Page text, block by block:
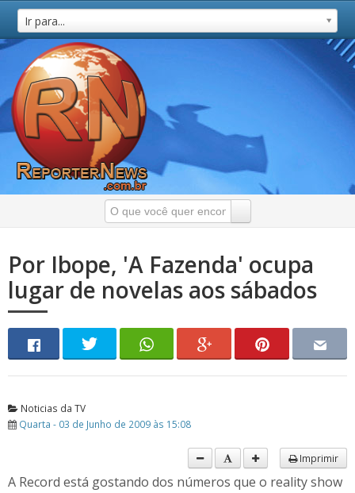
Ir para...
Por Ibope, 'A Fazenda' ocupa
lugar de novelas aos sábados
Noticias da TV
Quarta - 03 de Junho de 2009 às 15:08
Imprimir
A Record está gostando dos números que o reality show